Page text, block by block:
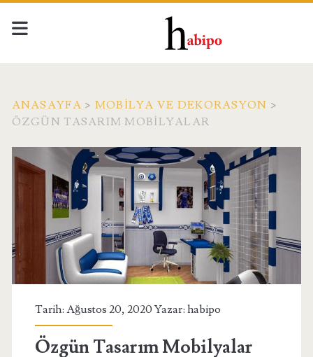
ANASAYFA > MOBILYA VE DEKORASYON >
ÖZGÜN TASARIM MOBILYALAR
Tarih: Ağustos 20, 2020 Yazar: habipo
Özgün Tasarım Mobilyalar